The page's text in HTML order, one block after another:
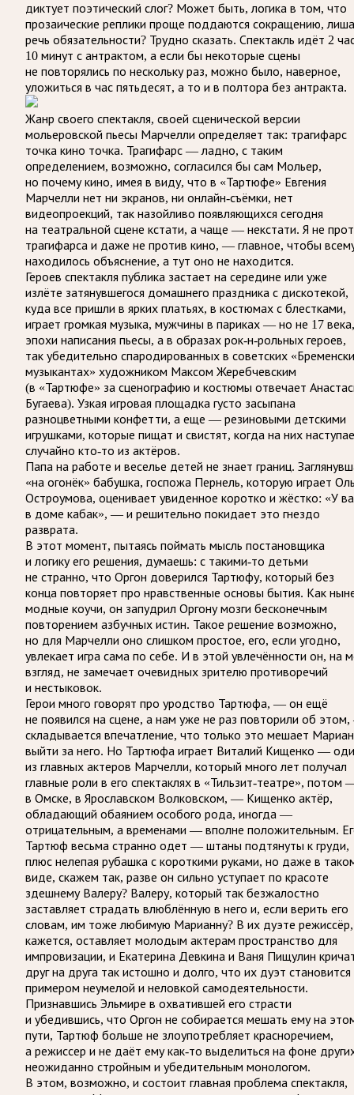
диктует поэтический слог? Может быть, логика в том, что
прозаические реплики проще поддаются сокращению,
речь обязательности? Трудно сказать. Спектакль идёт 2
10 минут с антрактом, а если бы некоторые сцены
не повторялись по нескольку раз, можно было, наверное,
уложиться в час пятьдесят, а то и в полтора без антракта.
Жанр своего спектакля, своей сценической версии
мольеровской пьесы Марчелли определяет так: трагифарс
точка кино точка. Трагифарс — ладно, с таким
определением, возможно, согласился бы сам Мольер,
но почему кино, имея в виду, что в «Тартюфе» Евгения
Марчелли нет ни экранов, ни онлайн-съёмки, нет
видеопроекций, так назойливо появляющихся сегодня
на театральной сцене кстати, а чаще — некстати. Я не
трагифарса и даже не против кино, — главное, чтобы
находилось объяснение, а тут оно не находится.
Героев спектакля публика застает на середине или уже
излёте затянувшегося домашнего праздника с дискотекой,
куда все пришли в ярких платьях, в костюмах с блестками,
играет громкая музыка, мужчины в париках — но не 17 века,
эпохи написания пьесы, а в образах рок-н-рольных героев,
так убедительно спародированных в советских
музыкантах» художником Максом Жеребчевским
(в «Тартюфе» за сценографию и костюмы отвечает
Бугаева). Узкая игровая площадка густо засыпана
разноцветными конфетти, а еще — резиновыми детскими
игрушками, которые пищат и свистят, когда на них
случайно кто-то из актёров.
Папа на работе и веселье детей не знает границ.
«на огонёк» бабушка, госпожа Пернель, которую играет
Остроумова, оценивает увиденное коротко и жёстко: «У
в доме кабак», — и решительно покидает это гнездо
разврата.
В этот момент, пытаясь поймать мысль постановщика
и логику его решения, думаешь: с такими-то детьми
не странно, что Оргон доверился Тартюфу, который без
конца повторяет про нравственные основы бытия. Как
модные коучи, он запудрил Оргону мозги бесконечным
повторением азбучных истин. Такое решение возможно,
но для Марчелли оно слишком простое, его, если угодно,
увлекает игра сама по себе. И в этой увлечённости он, на
взгляд, не замечает очевидных зрителю противоречий
и нестыковок.
Герои много говорят про уродство Тартюфа, — он ещё
не появился на сцене, а нам уже не раз повторили об
складывается впечатление, что только это мешает
выйти за него. Но Тартюфа играет Виталий Кищенко —
из главных актеров Марчелли, который много лет получал
главные роли в его спектаклях в «Тильзит-театре», потом
в Омске, в Ярославском Волковском, — Кищенко актёр,
обладающий обаянием особого рода, иногда —
отрицательным, а временами — вполне положительным.
Тартюф весьма странно одет — штаны подтянуты к груди,
плюс нелепая рубашка с короткими руками, но даже в
виде, скажем так, разве он сильно уступает по красоте
здешнему Валеру? Валеру, который так безжалостно
заставляет страдать влюблённую в него и, если верить его
словам, им тоже любимую Марианну? В их дуэте режиссёр,
кажется, оставляет молодым актерам пространство для
импровизации, и Екатерина Девкина и Ваня Пищулин
друг на друга так истошно и долго, что их дуэт становится
примером неумелой и неловкой самодеятельности.
Признавшись Эльмире в охватившей его страсти
и убедившись, что Оргон не собирается мешать ему на
пути, Тартюф больше не злоупотребляет красноречием,
а режиссер и не даёт ему как-то выделиться на фоне
неожиданно стройным и убедительным монологом.
В этом, возможно, и состоит главная проблема спектакля,